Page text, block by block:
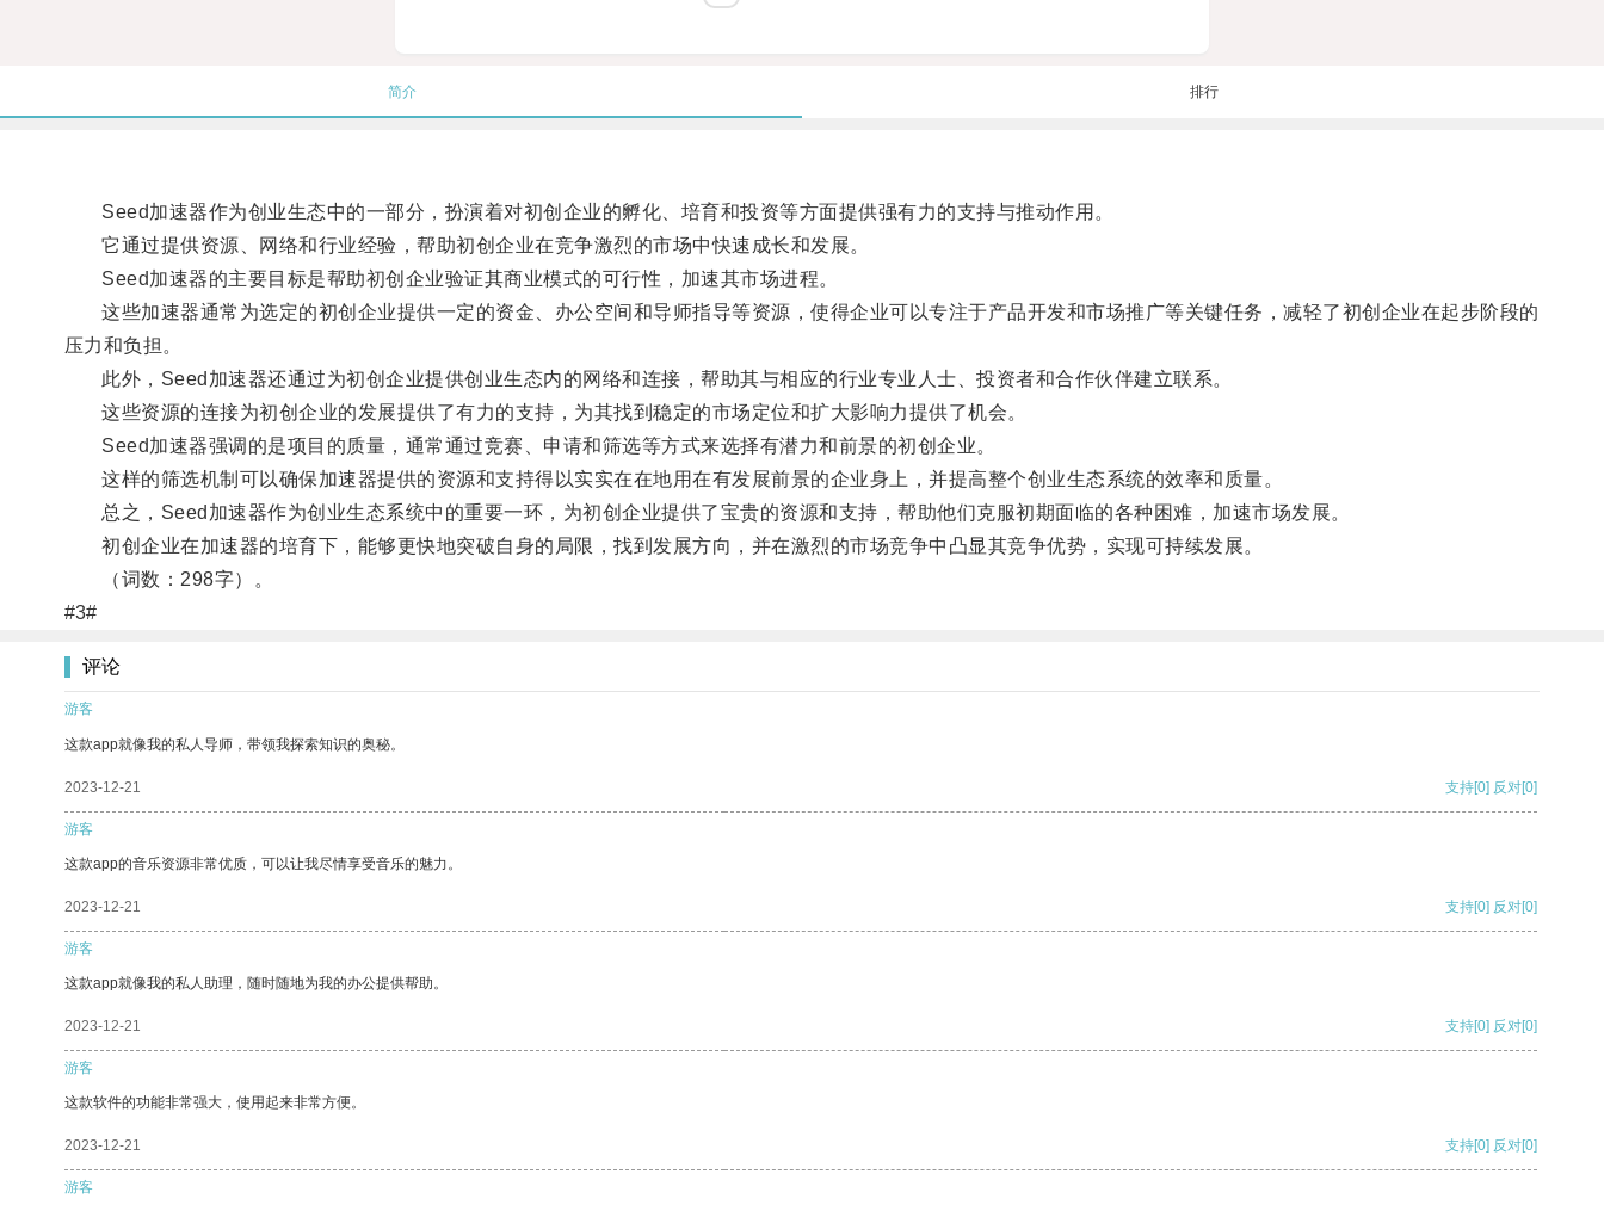
简介 排行
Seed加速器作为创业生态中的一部分，扮演着对初创企业的孵化、培育和投资等方面提供强有力的支持与推动作用。
它通过提供资源、网络和行业经验，帮助初创企业在竞争激烈的市场中快速成长和发展。
Seed加速器的主要目标是帮助初创企业验证其商业模式的可行性，加速其市场进程。
这些加速器通常为选定的初创企业提供一定的资金、办公空间和导师指导等资源，使得企业可以专注于产品开发和市场推广等关键任务，减轻了初创企业在起步阶段的
压力和负担。
此外，Seed加速器还通过为初创企业提供创业生态内的网络和连接，帮助其与相应的行业专业人士、投资者和合作伙伴建立联系。
这些资源的连接为初创企业的发展提供了有力的支持，为其找到稳定的市场定位和扩大影响力提供了机会。
Seed加速器强调的是项目的质量，通常通过竞赛、申请和筛选等方式来选择有潜力和前景的初创企业。
这样的筛选机制可以确保加速器提供的资源和支持得以实实在在地用在有发展前景的企业身上，并提高整个创业生态系统的效率和质量。
总之，Seed加速器作为创业生态系统中的重要一环，为初创企业提供了宝贵的资源和支持，帮助他们克服初期面临的各种困难，加速市场发展。
初创企业在加速器的培育下，能够更快地突破自身的局限，找到发展方向，并在激烈的市场竞争中凸显其竞争优势，实现可持续发展。
（词数：298字）。
#3#
评论
游客
这款app就像我的私人导师，带领我探索知识的奥秘。
2023-12-21 支持[0] 反对[0]
游客
这款app的音乐资源非常优质，可以让我尽情享受音乐的魅力。
2023-12-21 支持[0] 反对[0]
游客
这款app就像我的私人助理，随时随地为我的办公提供帮助。
2023-12-21 支持[0] 反对[0]
游客
这款软件的功能非常强大，使用起来非常方便。
2023-12-21 支持[0] 反对[0]
游客